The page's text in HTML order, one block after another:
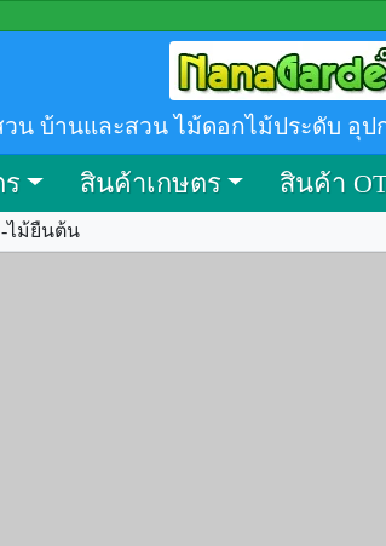
น บ้านและสวน ไม้ดอกไม้ประดับ อุ
สินค้าเกษตร สินค้า
ไม้ยืนต้น